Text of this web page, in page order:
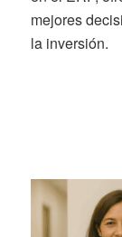
mejores
la inversión.